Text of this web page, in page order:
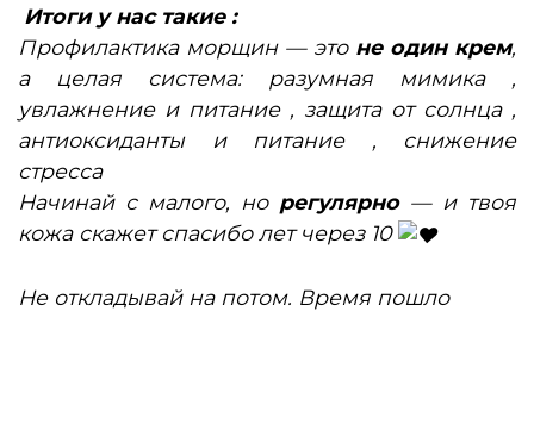
Итоги у нас такие :
Профилактика морщин — это не один крем,
а целая система: разумная мимика ,
увлажнение и питание , защита от солнца ,
антиоксиданты и питание , снижение
стресса
Начинай с малого, но регулярно— и твоя
кожа скажет спасибо лет через 10
Не откладывай на потом. Время пошло